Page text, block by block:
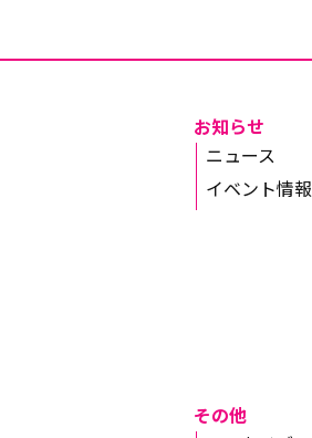
お知らせ
ニュース
イベント情報
その他